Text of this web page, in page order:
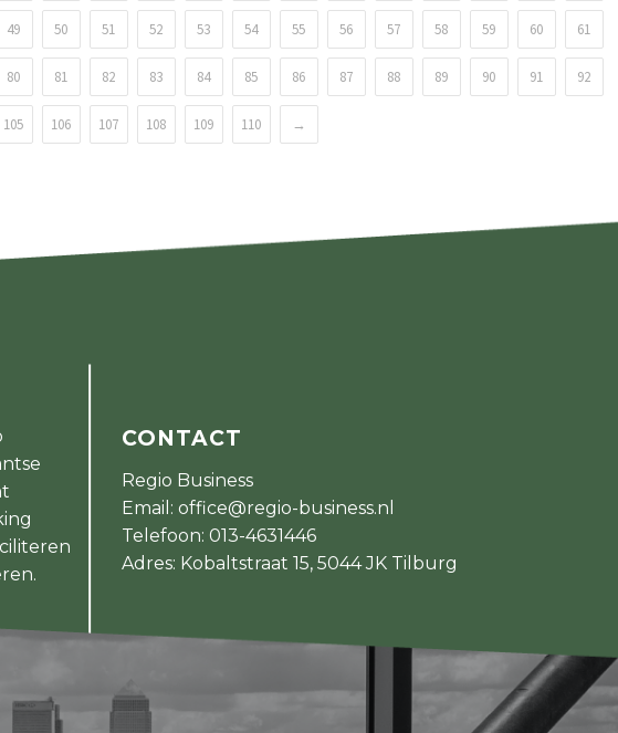
49 50 51 52 53 54 55 56 57 58 59 60 61
80 81 82 83 84 85 86 87 88 89 90 91 92
105 106 107 108 109 110 →
CONTACT
Regio Business
Email: office@regio-business.nl
Telefoon: 013-4631446
Adres: Kobaltstraat 15, 5044 JK Tilburg